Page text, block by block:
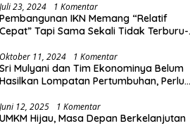
Juli 23, 2024 1 Komentar
Pembangunan IKN Memang “Relatif
Cepat” Tapi Sama Sekali Tidak Terburu-
Oktober 11, 2024 1 Komentar
Sri Mulyani dan Tim Ekonominya Belum
Hasilkan Lompatan Pertumbuhan, Perlu
Box
Juni 12, 2025 1 Komentar
UMKM Hijau, Masa Depan Berkelanjutan